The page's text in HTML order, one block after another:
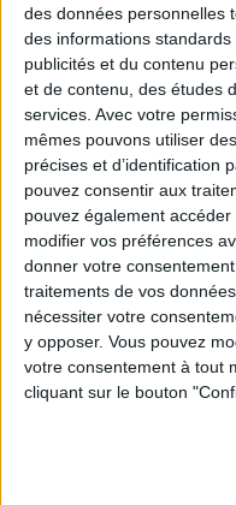
des données personnelles
des informations
publicités et du contenu
et de contenu, des études
services. Avec votre
mêmes pouvons utiliser
précises et d’identification
pouvez consentir aux
pouvez également
modifier vos préférences
donner votre consentement.
traitements de vos
nécessiter votre
y opposer. Vous pouvez
votre consentement à tout
cliquant sur le bouton
ADOPT PARFUMS RÉVOLUTIONNE
TOUT CE QUE